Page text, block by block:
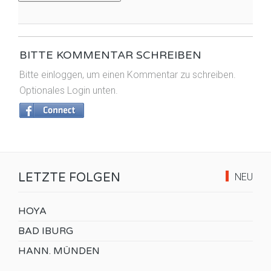
BITTE KOMMENTAR SCHREIBEN
Bitte einloggen, um einen Kommentar zu schreiben.
Optionales Login unten.
NEU
LETZTE FOLGEN
HOYA
BAD IBURG
HANN. MÜNDEN